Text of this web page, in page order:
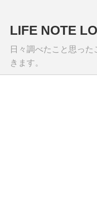
LIFE NOTE
日々調べたこと思っ
きます。